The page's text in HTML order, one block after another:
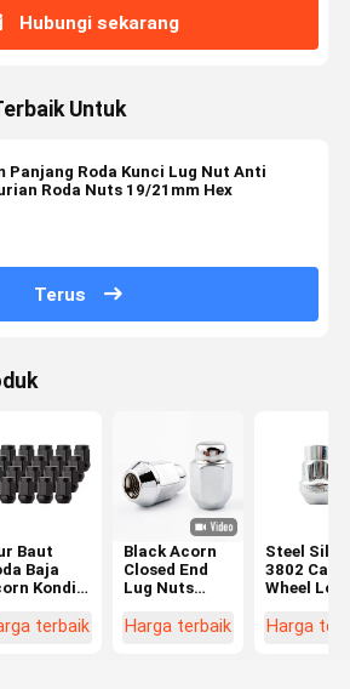
Hubungi sekarang
Untuk
Panjang Roda Kunci Lug Nut Anti
Roda Nuts 19/21mm Hex
Terus
Baut
Baja
Kondisi
Cadang
terbaik
Black Acorn
Closed End
Lug Nuts
Thread 3/4"
Harga terbaik
Steel
3802 Car
Wheel
pencurian
Harga